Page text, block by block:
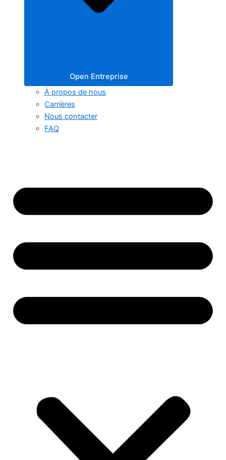
Open Entreprise
À propos de nous
Carrières
Nous contacter
FAQ